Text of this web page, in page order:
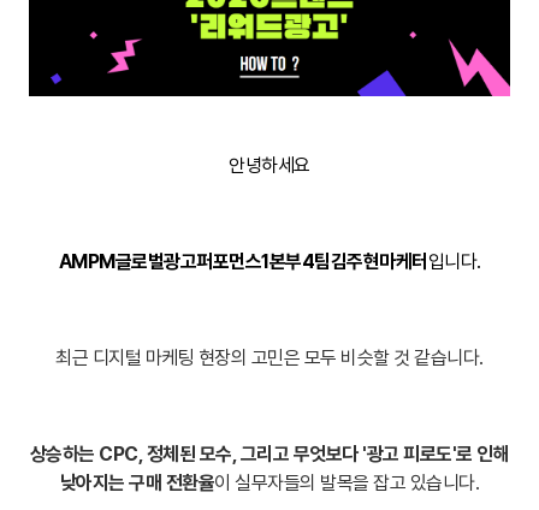
안녕하세요
AMPM글로벌광고퍼포먼스1본부4팀김주현마케터 입니다.
최근 디지털 마케팅 현장의 고민은 모두 비슷할 것 같습니다.
상승하는 CPC, 정체된 모수, 그리고 무엇보다 '광고 피로도'로 인해
낮아지는 구매 전환율이 실무자들의 발목을 잡고 있습니다.